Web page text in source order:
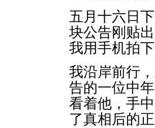
五月十六日
块公告刚贴
我用手机拍
我沿岸前行
告的一位中
看着他，手
了真相后的